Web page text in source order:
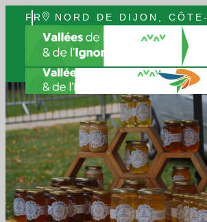
FR
EN
NORD DE DIJON, CÔTE-
D’OR, BOURGOGNE